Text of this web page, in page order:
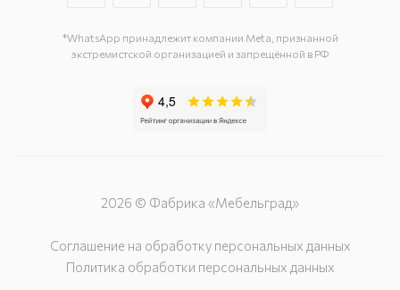
г. Белгород, ул. Донская, д. 85
*WhatsApp принадлежит компании Meta, признанной
экстремистской организацией и запрещённой в РФ
2026 © Фабрика «Мебельград»
Соглашение на обработку персональных данных
Политика обработки персональных данных